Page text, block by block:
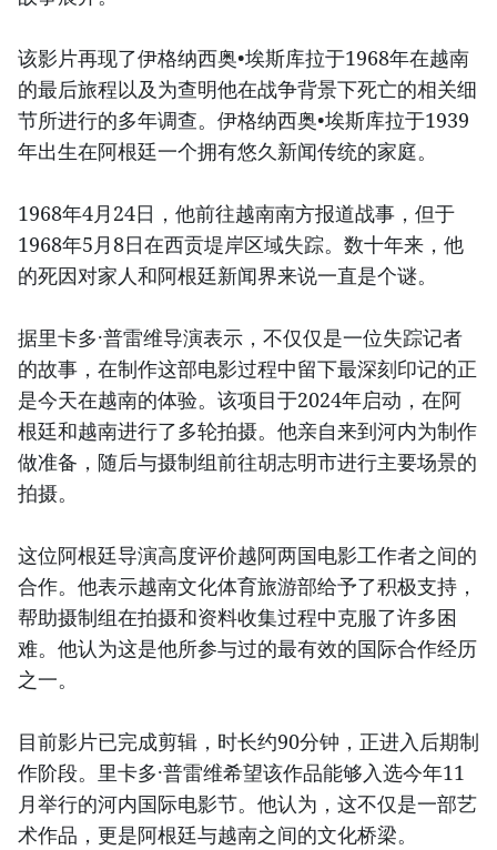
该影片再现了伊格纳西奥•埃斯库拉于1968年在越南
的最后旅程以及为查明他在战争背景下死亡的相关细
节所进行的多年调查。伊格纳西奥•埃斯库拉于1939
年出生在阿根廷一个拥有悠久新闻传统的家庭。
1968年4月24日，他前往越南南方报道战事，但于
1968年5月8日在西贡堤岸区域失踪。数十年来，他
的死因对家人和阿根廷新闻界来说一直是个谜。
据里卡多·普雷维导演表示，不仅仅是一位失踪记者
的故事，在制作这部电影过程中留下最深刻印记的正
是今天在越南的体验。该项目于2024年启动，在阿
根廷和越南进行了多轮拍摄。他亲自来到河内为制作
做准备，随后与摄制组前往胡志明市进行主要场景的
拍摄。
这位阿根廷导演高度评价越阿两国电影工作者之间的
合作。他表示越南文化体育旅游部给予了积极支持，
帮助摄制组在拍摄和资料收集过程中克服了许多困
难。他认为这是他所参与过的最有效的国际合作经历
之一。
目前影片已完成剪辑，时长约90分钟，正进入后期制
作阶段。里卡多·普雷维希望该作品能够入选今年11
月举行的河内国际电影节。他认为，这不仅是一部艺
术作品，更是阿根廷与越南之间的文化桥梁。